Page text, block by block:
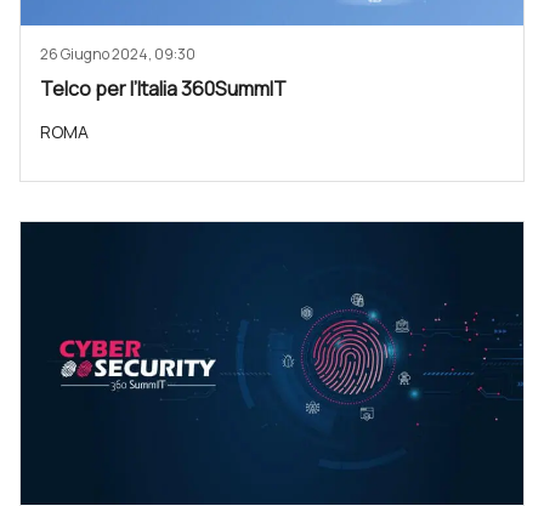
26 Giugno 2024, 09:30
Telco per l’Italia 360SummIT
ROMA